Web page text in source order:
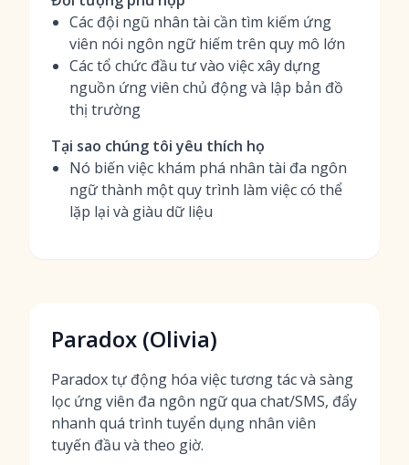
Các đội ngũ nhân tài cần tìm kiếm ứng
viên nói ngôn ngữ hiếm trên quy mô lớn
Các tổ chức đầu tư vào việc xây dựng
nguồn ứng viên chủ động và lập bản đồ
thị trường
Tại sao chúng tôi yêu thích họ
Nó biến việc khám phá nhân tài đa ngôn
ngữ thành một quy trình làm việc có thể
lặp lại và giàu dữ liệu
Paradox (Olivia)
Paradox tự động hóa việc tương tác và sàng
lọc ứng viên đa ngôn ngữ qua chat/SMS, đẩy
nhanh quá trình tuyển dụng nhân viên
tuyến đầu và theo giờ.